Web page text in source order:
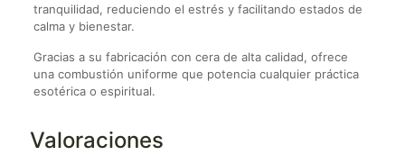
tranquilidad, reduciendo el estrés y facilitando estados de
calma y bienestar.
Gracias a su fabricación con cera de alta calidad, ofrece
una combustión uniforme que potencia cualquier práctica
esotérica o espiritual.
Valoraciones